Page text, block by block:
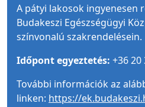
A pátyi lakosok ingyenesen
Budakeszi Egészségügyi
színvonalú szakrendelésein.
Időpont egyeztetés: +36 20
További információk az
linken: https://